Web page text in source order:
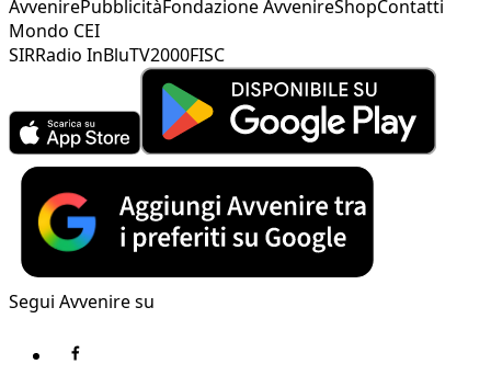
AvvenirePubblicitàFondazione AvvenireShopContatti
Mondo CEI
SIRRadio InBluTV2000FISC
Segui Avvenire su